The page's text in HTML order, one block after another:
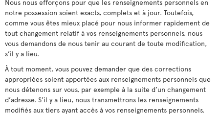
Nous nous efforçons pour que les renseignements personnels en
notre possession soient exacts, complets et à jour. Toutefois,
comme vous êtes mieux placé pour nous informer rapidement de
tout changement relatif à vos renseignements personnels, nous
vous demandons de nous tenir au courant de toute modification,
s’il y a lieu.
À tout moment, vous pouvez demander que des corrections
appropriées soient apportées aux renseignements personnels que
nous détenons sur vous, par exemple à la suite d’un changement
d’adresse. S’il y a lieu, nous transmettrons les renseignements
modifiés aux tiers ayant accès à vos renseignements personnels.